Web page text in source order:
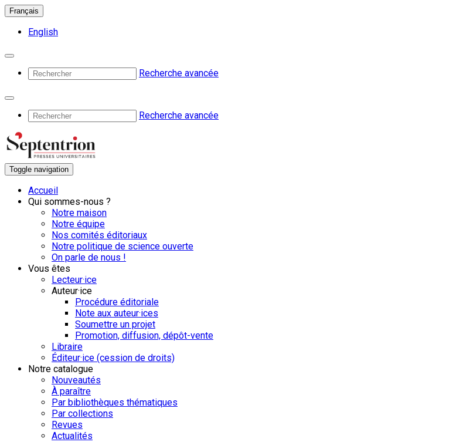
Français
English
Recherche avancée
Recherche avancée
Toggle navigation
Accueil
Qui sommes-nous ?
Notre maison
Notre équipe
Nos comités éditoriaux
Notre politique de science ouverte
On parle de nous !
Vous êtes
Lecteur·ice
Auteur·ice
Procédure éditoriale
Note aux auteur·ices
Soumettre un projet
Promotion, diffusion, dépôt-vente
Libraire
Éditeur·ice (cession de droits)
Notre catalogue
Nouveautés
À paraître
Par bibliothèques thématiques
Par collections
Revues
Actualités